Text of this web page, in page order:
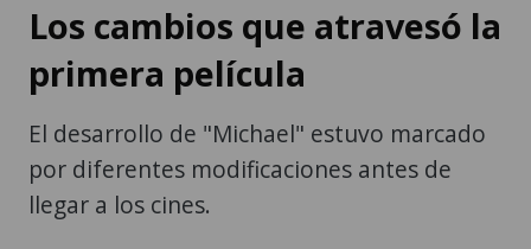
Los cambios que atravesó la
primera película
El desarrollo de "Michael" estuvo marcado
por diferentes modificaciones antes de
llegar a los cines.